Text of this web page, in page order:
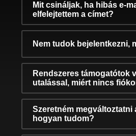
Mit csináljak, ha hibás e-
elfelejtettem a címet?
Nem tudok bejelentkezni,
Rendszeres támogatótok
utalással, miért nincs
Szeretném megváltoztatni
hogyan tudom?